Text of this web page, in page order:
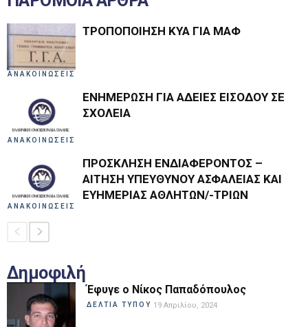
ΑΝΑΚΟΙΝΩΣΕΙΣ
ΤΡΟΠΟΠΟΙΗΣΗ ΚΥΑ ΓΙΑ ΜΑΦ
ΑΝΑΚΟΙΝΩΣΕΙΣ
ΕΝΗΜΕΡΩΣΗ ΓΙΑ ΑΔΕΙΕΣ ΕΙΣΟΔΟΥ ΣΕ
ΣΧΟΛΕΙΑ
ΑΝΑΚΟΙΝΩΣΕΙΣ
ΠΡΟΣΚΛΗΣΗ ΕΝΔΙΑΦΕΡΟΝΤΟΣ –
ΑΙΤΗΣΗ ΥΠΕΥΘΥΝΟΥ ΑΣΦΑΛΕΙΑΣ ΚΑΙ
ΕΥΗΜΕΡΙΑΣ ΑΘΛΗΤΩΝ/-ΤΡΙΩΝ
Δημοφιλή
Έφυγε ο Νίκος Παπαδόπουλος
ΔΕΛΤΙΑ ΤΥΠΟΥ 19 Απριλίου, 2024